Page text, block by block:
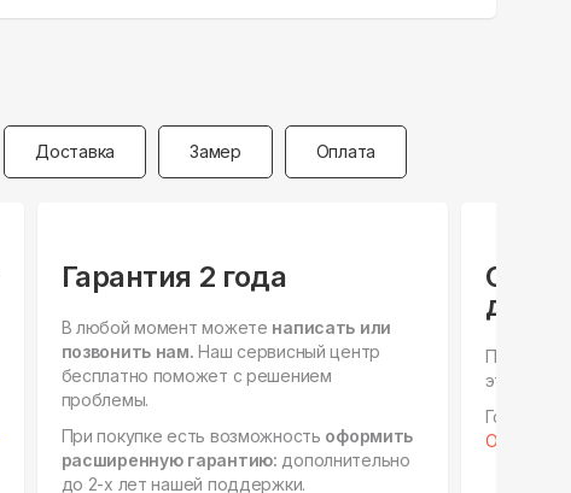
Доставка Замер Оплата
Гарантия 2 года
В любой момент можете написать или
позвонить нам. Наш сервисный центр
бесплатно поможет с решением
проблемы.
При покупке есть возможность оформить
расширенную гарантию: дополнительно
до 2-х лет нашей поддержки.
для
этапах,
Готовы к